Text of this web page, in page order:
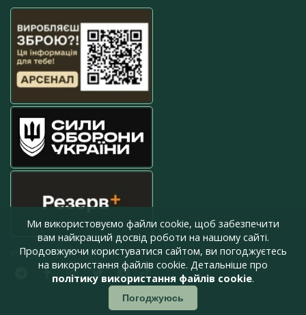
press@armyinform.com.ua
Ми використовуємо файли cookie, щоб забезпечити
вам найкращий досвід роботи на нашому сайті.
Продовжуючи користуватися сайтом, ви погоджуєтесь
на використання файлів cookie. Детальніше про
політику використання файлів cookie.
Погоджуюсь